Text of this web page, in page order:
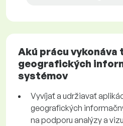
Akú prácu
geografických
systémov
Vyvíjať a udržiavať
geografických
na podporu analýzy a